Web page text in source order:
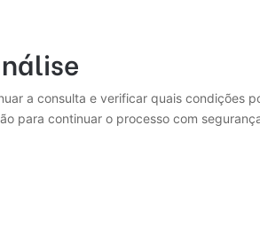
a consulta e verificar quais condições
para continuar o processo com